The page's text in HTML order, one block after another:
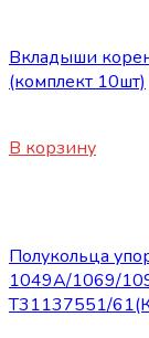
Вкладыши
(комплект 10шт)
В корзину
Полукольца
1049А/1069/
Т31137551/